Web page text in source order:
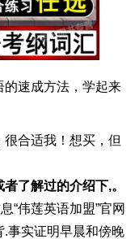
的速成方法，学起来
很合适我！想买，但
了解过的介绍下,。
“伟莲英语加盟”官网
.事实证明早晨和傍晚